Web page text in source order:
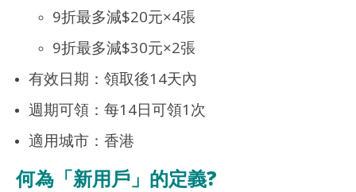
9折最多減$20元×4張
9折最多減$30元×2張
有效日期：領取後14天內
週期可領：每14日可領1次
適用城市：香港
何為「新用戶」的定義?